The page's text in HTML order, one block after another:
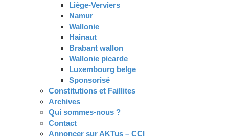
Liège-Verviers
Namur
Wallonie
Hainaut
Brabant wallon
Wallonie picarde
Luxembourg belge
Sponsorisé
Constitutions et Faillites
Archives
Qui sommes-nous ?
Contact
Annoncer sur AKTus – CCI